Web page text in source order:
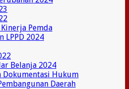
Pemda
LPPD 2024
Belanja 2024
Dokumentasi Hukum
Daerah